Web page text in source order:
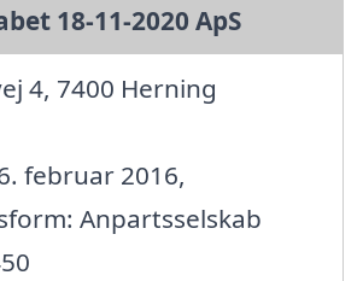
18-11-2020 ApS
4, 7400 Herning
februar 2016,
Anpartsselskab